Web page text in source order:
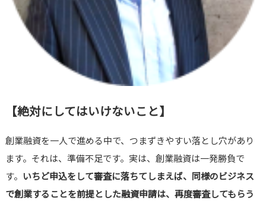
【絶対にしてはいけないこと】
創業融資を一人で進める中で、つまずきやすい落とし穴があり
ます。それは、準備不足です。実は、創業融資は一発勝負で
す。 いちど申込をして審査に落ちてしまえば、同様のビジネス
で創業することを前提とした融資申請は、再度審査してもらう